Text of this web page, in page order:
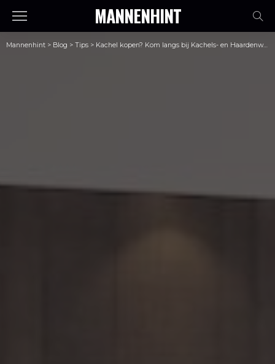
MANNENHINT
Mannenhint > Blog > Tips > Kachel kopen? Kom langs bij Kachels- en Haardenwinkel